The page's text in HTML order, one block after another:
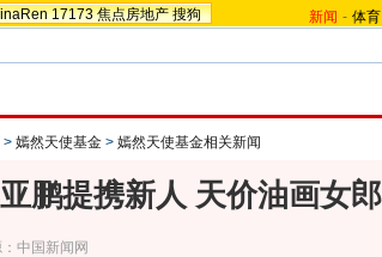
17173 焦点房地产 搜狗 新闻 - 体育
> 嫣然天使基金 > 嫣然天使基金相关新闻
鹏提携新人 天价油画女
中国新闻网